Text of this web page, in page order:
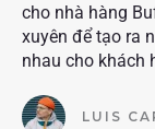
cho nhà hàng
xuyên để tạo ra
nhau cho khách
LUIS